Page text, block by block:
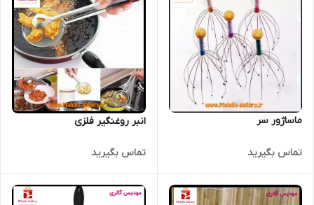
ماساژور سر
تماس بگیرید
انبر روغنگیر فلزی
تماس بگیرید